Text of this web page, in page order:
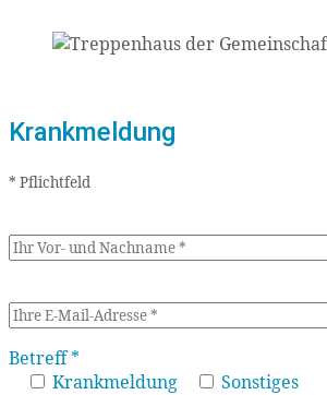
Krankmeldung
* Pflichtfeld
Betreff *
Krankmeldung
Sonstiges